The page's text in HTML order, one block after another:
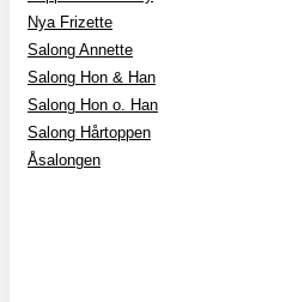
Nya Frizette
Salong Annette
Salong Hon & Han
Salong Hon o. Han
Salong Hårtoppen
Åsalongen